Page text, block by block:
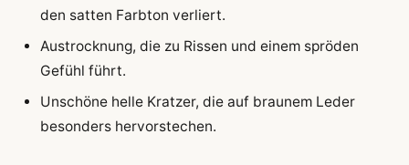
den satten Farbton verliert.
Austrocknung, die zu Rissen und einem spröden
Gefühl führt.
Unschöne helle Kratzer, die auf braunem Leder
besonders hervorstechen.